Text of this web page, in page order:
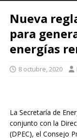
Nueva
para
energías
8 octubre, 2020
La Secretaría de
conjunto con la
(DPEC), el Consejo